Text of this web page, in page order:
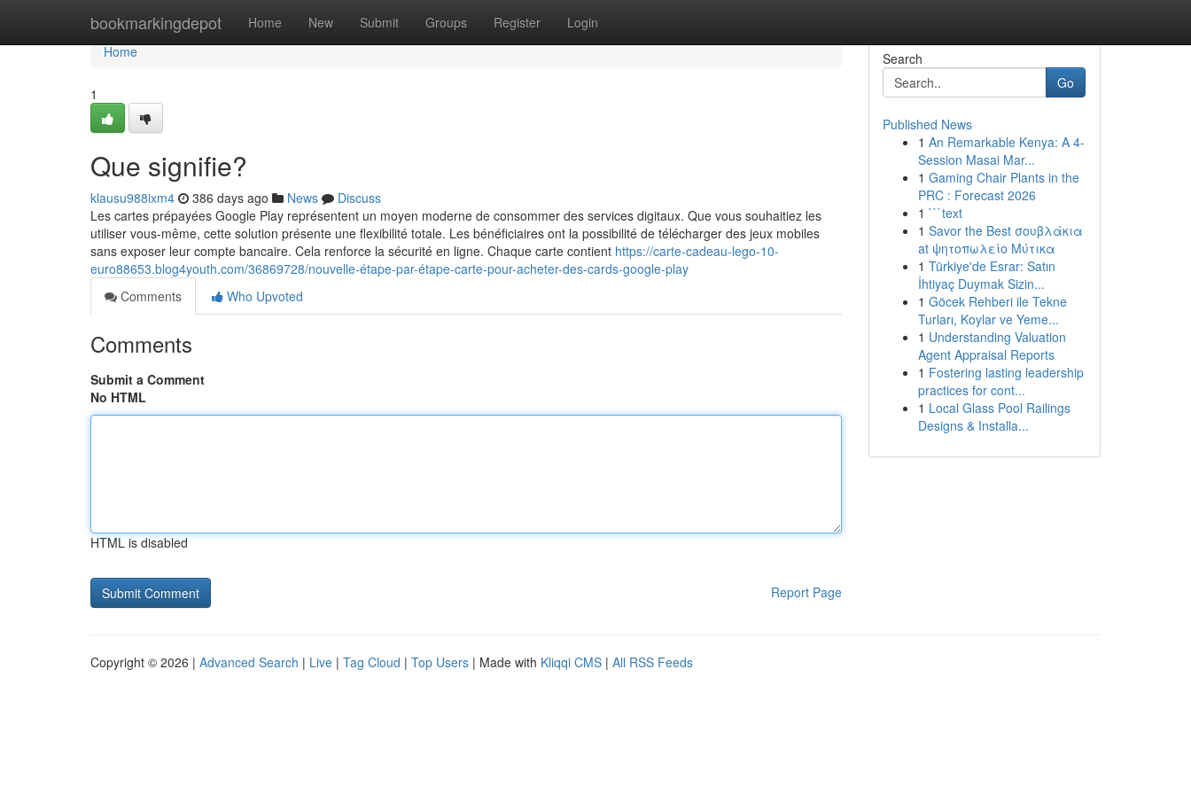
bookmarkingdepot Home New Submit Groups Register Login
Home
Home
1
Que signifie?
klausu988ixm4 386 days ago News
Discuss
Les cartes prépayées Google Play représentent un moyen moderne de consommer des services digitaux. Que vous souhaitiez les
utiliser vous-même, cette solution présente une flexibilité totale. Les bénéficiaires ont la possibilité de télécharger des jeux mobiles
sans exposer leur compte bancaire. Cela renforce la sécurité en ligne. Chaque carte contient https://carte-cadeau-lego-10-
euro88653.blog4youth.com/36869728/nouvelle-étape-par-étape-carte-pour-acheter-des-cards-google-play
Comments
Who Upvoted
Comments
Submit a Comment
No HTML
HTML is disabled
Report Page
Search
Go
Published News
1 An Remarkable Kenya: A 4-
Session Masai Mar...
1 Gaming Chair Plants in the
PRC : Forecast 2026
1 ```text
1 Savor the Best σουβλάκια
at ψητοπωλείο Μύτικα
1 Türkiye'de Esrar: Satın
İhtiyaç Duymak Sizin...
1 Göcek Rehberi ile Tekne
Turları, Koylar ve Yeme...
1 Understanding Valuation
Agent Appraisal Reports
1 Fostering lasting leadership
practices for cont...
1 Local Glass Pool Railings
Designs & Installa...
Copyright © 2026 | Advanced Search | Live | Tag Cloud | Top Users | Made with Kliqqi CMS | All RSS Feeds